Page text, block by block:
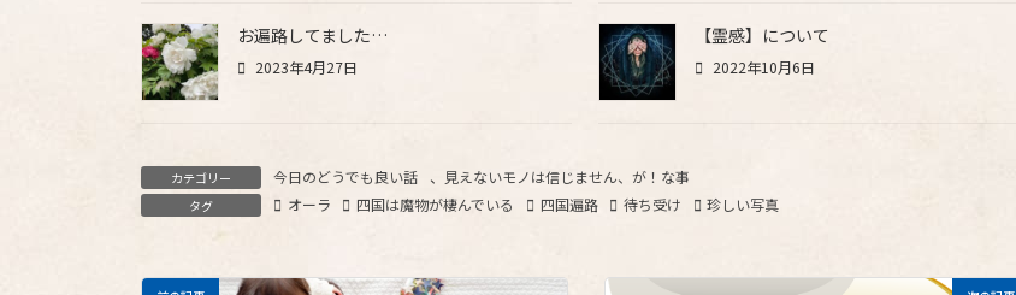
お遍路してました…
2023年4月27日
【霊感】について
2022年10月6日
カテゴリー 今日のどうでも良い話 、 見えないモノは信じません、が！な事
タグ オーラ 四国は魔物が棲んでいる 四国遍路 待ち受け 珍しい写真